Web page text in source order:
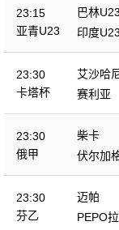
23:15
亚青U23
巴林U23
印度U23
23:30
卡塔杯
艾沙哈
赛利亚
23:30
俄甲
柴卡
伏尔加
23:30
芬乙
迈帕
PEPO